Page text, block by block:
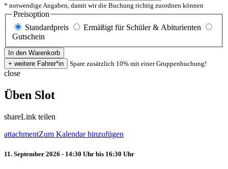
* notwendige Angaben, damit wir die Buchung richtig zuordnen können
Preisoption
Standardpreis
Ermäßigt für Schüler & Abiturienten
Gutschein
Spare zusätzlich 10% mit einer Gruppenbuchung!
close
Üben Slot
shareLink teilen
attachmentZum Kalendar hinzufügen
11. September 2026 - 14:30 Uhr bis 16:30 Uhr